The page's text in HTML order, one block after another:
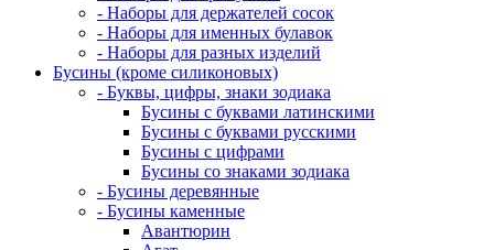
- Наборы для держателей сосок
- Наборы для именных булавок
- Наборы для разных изделий
Бусины (кроме силиконовых)
- Буквы, цифры, знаки зодиака
Бусины с буквами латинскими
Бусины с буквами русскими
Бусины с цифрами
Бусины со знаками зодиака
- Бусины деревянные
- Бусины каменные
Авантюрин